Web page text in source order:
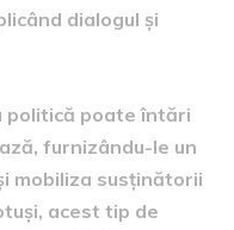
dialogul și
politică poate întări
furnizându-le un
mobiliza susținătorii
acest tip de